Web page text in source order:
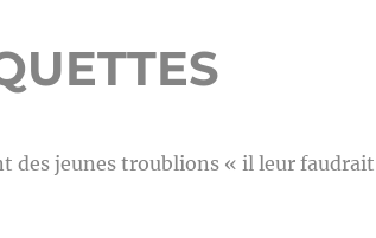
des jeunes troublions « il leur faudrait